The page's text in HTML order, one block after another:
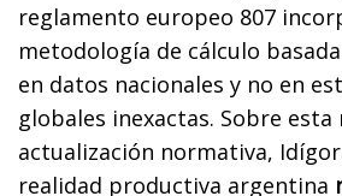
reglamento europeo 807
metodología de cálculo
en datos nacionales y no en
globales inexactas. Sobre esta
actualización normativa,
realidad productiva argentina